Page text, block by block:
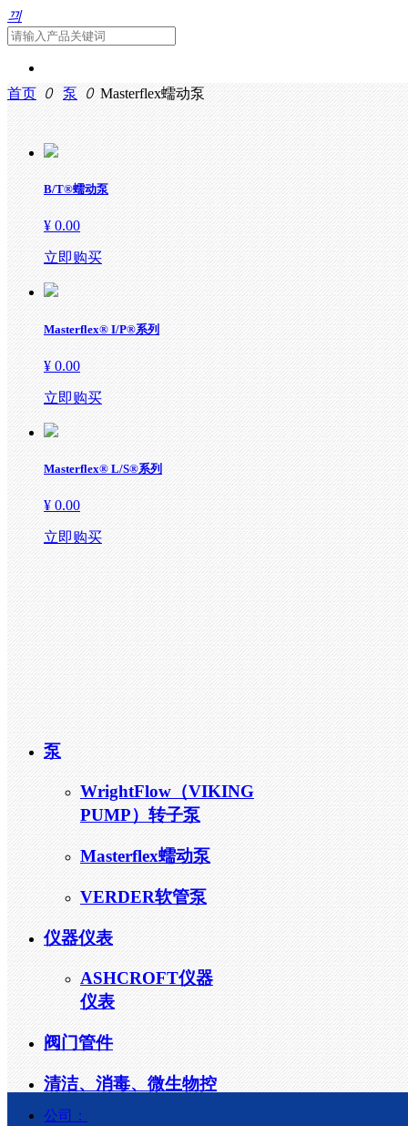
끠
首页
关于我们
产品中心
公司动态
联系我们
首页 ꄲ 泵 ꄲ Masterflex蠕动泵
B/T®蠕动泵
¥ 0.00
立即购买
Masterflex® I/P®系列
¥ 0.00
立即购买
Masterflex® L/S®系列
¥ 0.00
立即购买
泵
WrightFlow（VIKING
PUMP）转子泵
Masterflex蠕动泵
VERDER软管泵
仪器仪表
ASHCROFT仪器
仪表
阀门管件
清洁、消毒、微生物控
制
公司：